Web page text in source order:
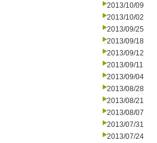
2013/10/09
2013/10/02
2013/09/25
2013/09/18
2013/09/12
2013/09/11
2013/09/04
2013/08/28
2013/08/21
2013/08/07
2013/07/31
2013/07/24